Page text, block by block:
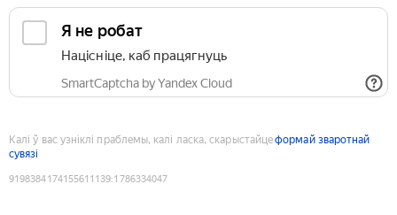
Я не робат
Націсніце, каб працягнуць
SmartCaptcha by Yandex Cloud
Калі ў вас узніклі праблемы, калі ласка, скарыстайцеформай зваротнай
сувязі
9198384174155611139:1786334047